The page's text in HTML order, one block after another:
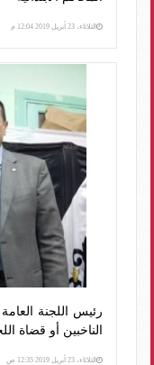
الثلاثاء، 23 أبريل 2019 12:04 م
رئيس اللجنة
الناخبين أو قضاة
الثلاثاء، 23 أبريل 2019 12:35 ص